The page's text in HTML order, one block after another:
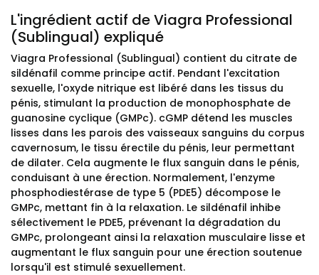
L'ingrédient actif de Viagra Professional
(Sublingual) expliqué
Viagra Professional (Sublingual) contient du citrate de
sildénafil comme principe actif. Pendant l'excitation
sexuelle, l'oxyde nitrique est libéré dans les tissus du
pénis, stimulant la production de monophosphate de
guanosine cyclique (GMPc). cGMP détend les muscles
lisses dans les parois des vaisseaux sanguins du corpus
cavernosum, le tissu érectile du pénis, leur permettant
de dilater. Cela augmente le flux sanguin dans le pénis,
conduisant à une érection. Normalement, l'enzyme
phosphodiestérase de type 5 (PDE5) décompose le
GMPc, mettant fin à la relaxation. Le sildénafil inhibe
sélectivement le PDE5, prévenant la dégradation du
GMPc, prolongeant ainsi la relaxation musculaire lisse et
augmentant le flux sanguin pour une érection soutenue
lorsqu'il est stimulé sexuellement.